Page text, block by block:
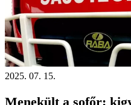
2025. 07. 15.
Menekült a sofőr: